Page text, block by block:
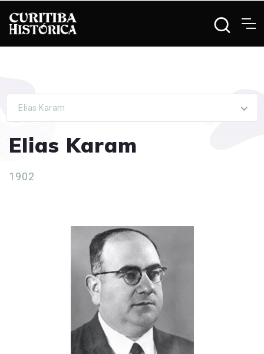
Elias Karam
Elias Karam
1902